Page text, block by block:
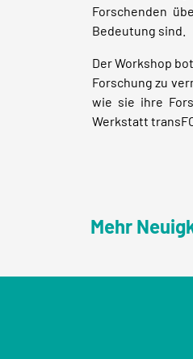
Forschenden
Bedeutung sind.
Der Workshop
Forschung zu
wie sie ihre
Werkstatt
Mehr